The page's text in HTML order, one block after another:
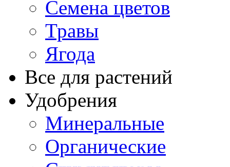
Семена цветов
Травы
Ягода
Все для растений
Удобрения
Минеральные
Органические